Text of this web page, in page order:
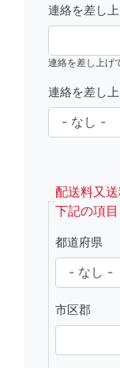
連絡を差し
連絡を差し上げ
連絡を差し
配送料又
下記の項目
都道府県
市区郡